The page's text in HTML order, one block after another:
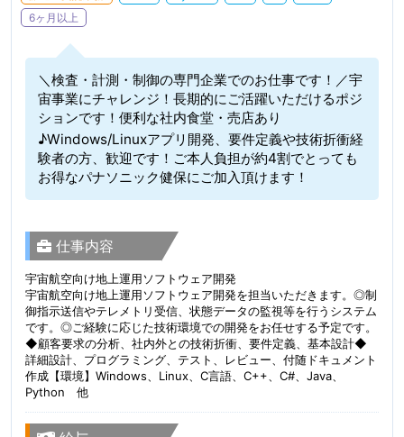
6ヶ月以上
＼検査・計測・制御の専門企業でのお仕事です！／宇
宙事業にチャレンジ！長期的にご活躍いただけるポジ
ションです！便利な社内食堂・売店あり
♪Windows/Linuxアプリ開発、要件定義や技術折衝経
験者の方、歓迎です！ご本人負担が約4割でとっても
お得なパナソニック健保にご加入頂けます！
仕事内容
宇宙航空向け地上運用ソフトウェア開発
宇宙航空向け地上運用ソフトウェア開発を担当いただきます。◎制
御指示送信やテレメトリ受信、状態データの監視等を行うシステム
です。◎ご経験に応じた技術環境での開発をお任せする予定です。
◆顧客要求の分析、社内外との技術折衝、要件定義、基本設計◆
詳細設計、プログラミング、テスト、レビュー、付随ドキュメント
作成【環境】Windows、Linux、C言語、C++、C#、Java、
Python 他